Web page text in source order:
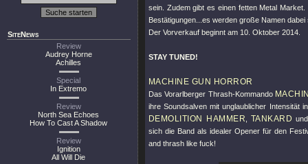
SiteNews
Review
Audrey Horne
Achilles
Special
In Extremo
Review
North Sea Echoes
How To Cast A Shadow
Review
Ignition
All Will Die
sein. Zudem gibt es einen fetten Metal
Bestätigungen...es werden große Namen dabei
Der Vorverkauf beginnt am 10. Oktober 2014.
STAY TUNED!
MACHINE GUN HORROR
Das Vorarlberger Thrash-Kommando
ihre Soundsalven mit unglaublicher Intensität
DEMOLITION HAMMER TANKARD
sich die Band als idealer Opener für den
and thrash like fuck!